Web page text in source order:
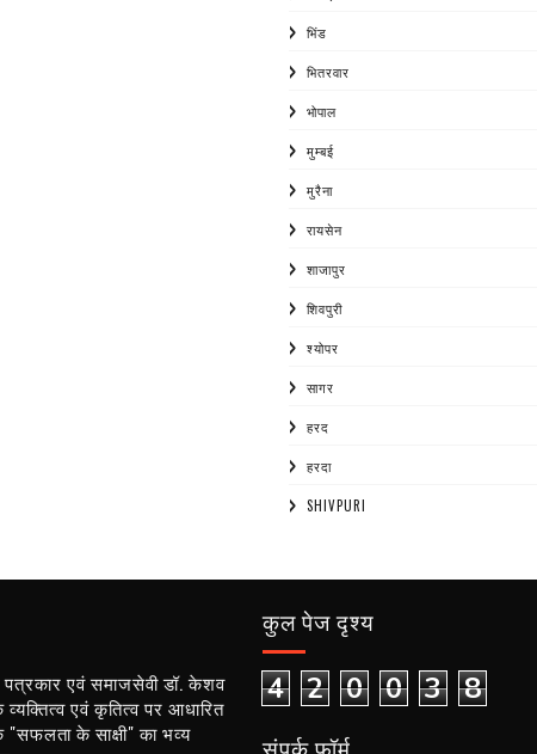
भिंड
भितरवार
भोपाल
मुम्बई
मुरैना
रायसेन
शाजापुर
शिवपुरी
श्योपर
सागर
हरद
हरदा
SHIVPURI
पत्रकार एवं समाजसेवी डॉ. केशव
व्यक्तित्व एवं कृतित्व पर आधारित
के साक्षी" का भव्य
कुल पेज दृश्य
4 2 0 0 3 8
संपर्क फ़ॉर्म